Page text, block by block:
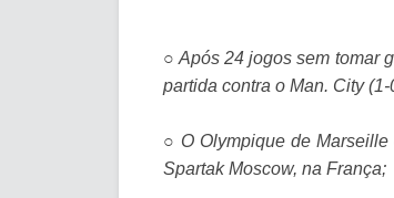
○ Após 24 jogos sem tomar
partida contra o Man. City
○ O Olympique de
Spartak Moscow, na França;